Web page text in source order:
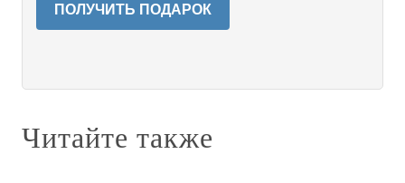
ПОЛУЧИТЬ ПОДАРОК
Читайте также